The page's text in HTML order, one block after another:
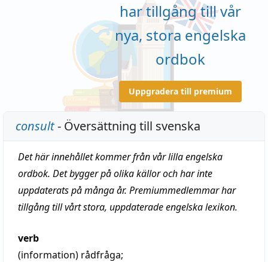
har tillgång till vår
nya, stora engelska
ordbok
Uppgradera till premium
consult- Översättning till svenska
Det här innehållet kommer från vår lilla engelska
ordbok. Det bygger på olika källor och har inte
uppdaterats på många år. Premiummedlemmar har
tillgång till vårt stora, uppdaterade engelska lexikon.
verb
(information) rådfråga;